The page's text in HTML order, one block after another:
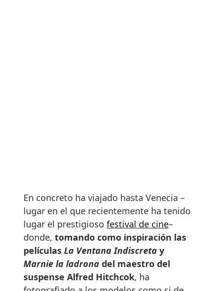
En concreto ha viajado hasta Venecia –
lugar en el que recientemente ha tenido
lugar el prestigioso festival de cine–
donde, tomando como inspiración las
películas La Ventana Indiscreta y
Marnie la ladrona del maestro del
suspense Alfred Hitchcok, ha